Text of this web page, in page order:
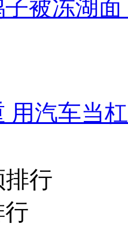
被冻湖
用汽车当
排行